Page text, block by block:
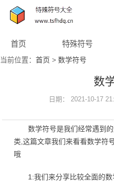
首页 特殊符号
当前位置： 首页 > 数学符号
数
日期： 2021-10-17
数学符号是我们经常遇到
类,这篇文章我们来看看数学符
哦
1:我们来分享比较全面的